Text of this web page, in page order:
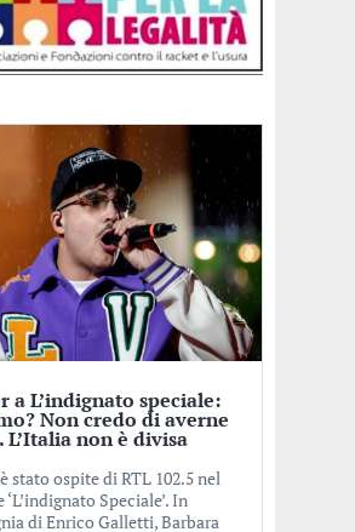
a L’indignato speciale:
Non credo di averne
L’Italia non è divisa
stato ospite di RTL 102.5 nel
‘L’indignato Speciale’. In
di Enrico Galletti, Barbara